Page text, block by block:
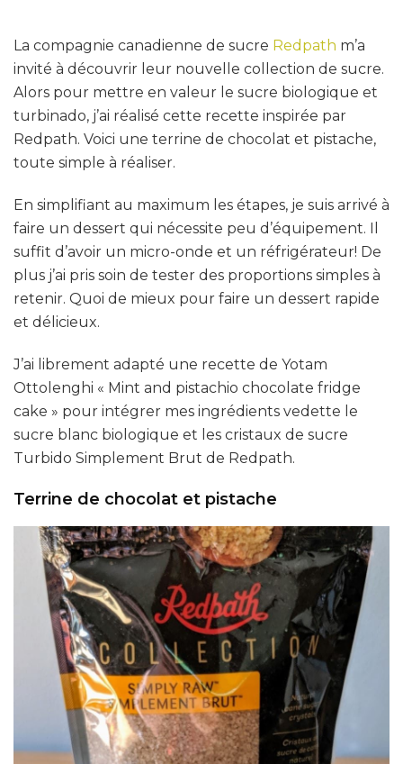
La compagnie canadienne de sucre Redpath m’a
invité à découvrir leur nouvelle collection de sucre.
Alors pour mettre en valeur le sucre biologique et
turbinado, j’ai réalisé cette recette inspirée par
Redpath. Voici une terrine de chocolat et pistache,
toute simple à réaliser.
En simplifiant au maximum les étapes, je suis arrivé à
faire un dessert qui nécessite peu d’équipement. Il
suffit d’avoir un micro-onde et un réfrigérateur! De
plus j’ai pris soin de tester des proportions simples à
retenir. Quoi de mieux pour faire un dessert rapide
et délicieux.
J’ai librement adapté une recette de Yotam
Ottolenghi « Mint and pistachio chocolate fridge
cake » pour intégrer mes ingrédients vedette le
sucre blanc biologique et les cristaux de sucre
Turbido Simplement Brut de Redpath.
Terrine de chocolat et pistache